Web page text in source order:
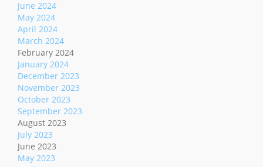
June 2024
May 2024
April 2024
March 2024
February 2024
January 2024
December 2023
November 2023
October 2023
September 2023
August 2023
July 2023
June 2023
May 2023